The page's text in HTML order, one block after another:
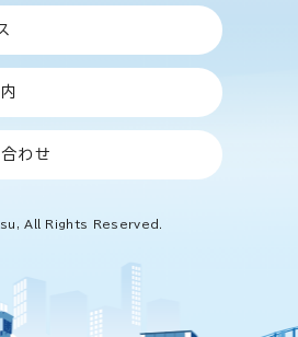
わせ
All Rights Reserved.